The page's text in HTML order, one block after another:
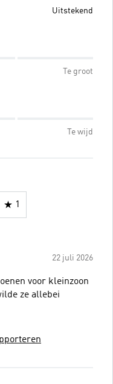
Uitstekend
Te groot
Te wijd
1
22 juli 2026
ze allebei